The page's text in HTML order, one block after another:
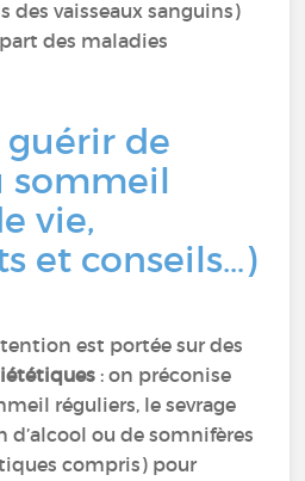
des vaisseaux sanguins)
des maladies
de
sommeil
vie,
et conseils…)
est portée sur des
: on préconise
réguliers, le sevrage
d’alcool ou de somnifères
compris) pour